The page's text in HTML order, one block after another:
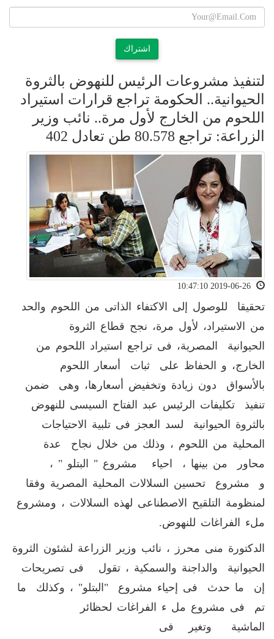
اشتراك
لتنفيذ مشروعات الرئيس للنهوض بالثروة
الحيوانية.. الحكومة تراجع قرارات استيراد
اللحوم من الخارج لأول مرة.. نائب وزير
الزراعة: تراجع 80.578 طن تعادل 402
تحقيقا للوصول إلى الاكتفاء الذاتى من اللحوم والحد
من الاستيراد، لأول مرة، نجح قطاع الثروة
الحيوانية المصرية، فى تراجع استيراد اللحوم من
الخارج، و الحفاظ على ثبات أسعار اللحوم
بالأسواق دون زيادة وتخفيض أسعارها، وهى ضمن
تنفيذ تكليفات الرئيس عبد الفتاح السيسى للنهوض
بالثروة الحيوانية لسد العجز فى تلبية الاحتياجات
المحلية من اللحوم ، وذلك من خلال نجاح عدة
محاور من بينها ، احياء مشروع " البتلو " ،
و مشروع تحسين السلالات المحلية المصرية وفقا
لمنظومة التلقيح الاصطناعى لهذه السلالات ، ومشروع
ملء الفراغات للنهوض.
الدكتورة منى محرز ، نائب وزير الزراعة لشئون الثروة
الحيوانية والداجنة والسمكية ، تقول فى تصريحات
إن ما حدث فى إحياء مشروع "البتلو" ، وكذلك ما
تم فى مشروع مل ء الفراغات لحظائر
الماشية وتغير فى